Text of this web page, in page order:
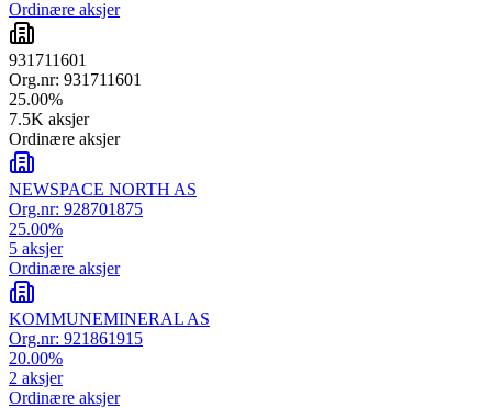
Ordinære aksjer
931711601
Org.nr: 931711601
25.00%
7.5K aksjer
Ordinære aksjer
NEWSPACE NORTH AS
Org.nr: 928701875
25.00%
5 aksjer
Ordinære aksjer
KOMMUNEMINERAL AS
Org.nr: 921861915
20.00%
2 aksjer
Ordinære aksjer